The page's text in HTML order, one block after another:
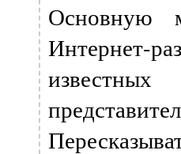
Основную
Интернет-